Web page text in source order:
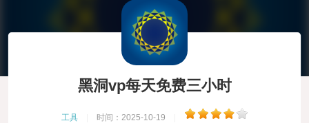
黑洞vp每天免费三小时
工具 时间：2025-10-19